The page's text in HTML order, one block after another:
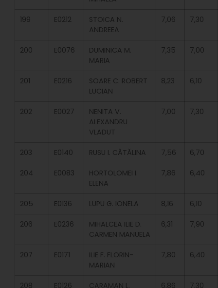
199 E0212
STOICA N.
ANDREEA
7,06 7,30
200 E0076
DUMINICA M.
MARIA
7,35 7,00
201 E0216
SOARE C. ROBERT
LUCIAN
8,23 6,10
202 E0027
NENITA V.
ALEXANDRU
VLADUT
7,00 7,30
203 E0140 RUSU I. CĂTĂLINA 7,56 6,70
204 E0083
HORTOLOMEI I.
ELENA
7,86 6,40
205 E0136 LUPU G. IONELA 8,16 6,10
206 E0236
MIHALCEA ILIE D.
CARMEN MANUELA
6,31 7,90
207 E0171
ILIE F. FLORIN-
MARIAN
7,80 6,40
208 E0126 CARAMAN L. 6,86 7,30